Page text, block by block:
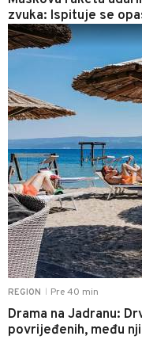
zvuka: Ispituje se
REGION Pre 40 min
Drama na Jadranu:
povrijeđenih, među